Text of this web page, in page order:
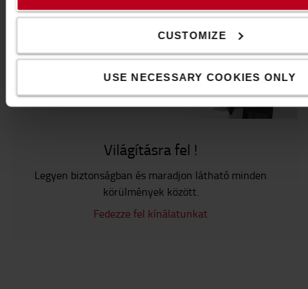
CUSTOMIZE
USE NECESSARY COOKIES ONLY
LÁSD AZ ÖSSZES TARTOZÉKOT
Világításra fel !
Legyen biztonságban és maradjon látható minden
körülmények között.
Fedezze fel kínálatunkat